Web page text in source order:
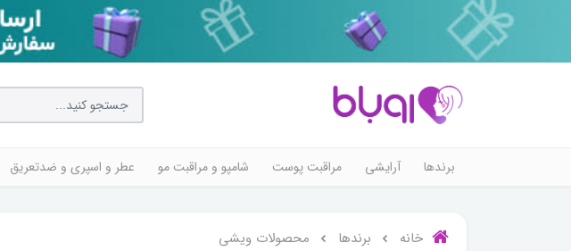
برندها آرایشی مراقبت پوست شامپو و مراقبت مو عطر و اسپری و ضدتعریق
خانه برندها محصولات ویشی